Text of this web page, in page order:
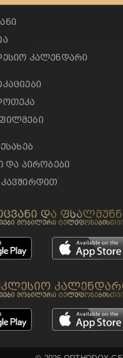
კალენდარი
და პირობები